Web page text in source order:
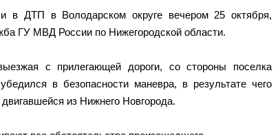
в ДТП в Володарском округе вечером 25 октября,
ГУ МВД России по Нижегородской области.
с прилегающей дороги, со стороны поселка
в безопасности маневра, в результате чего
из Нижнего Новгорода.